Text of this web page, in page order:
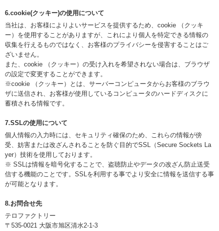
6.cookie(クッキー)の使用について
当社は、お客様によりよいサービスを提供するため、cookie （クッキ
ー）を使用することがありますが、これにより個人を特定できる情報の
収集を行えるものではなく、お客様のプライバシーを侵害することはご
ざいません。
また、cookie （クッキー）の受け入れを希望されない場合は、ブラウザ
の設定で変更することができます。
※cookie （クッキー）とは、サーバーコンピュータからお客様のブラウ
ザに送信され、お客様が使用しているコンピュータのハードディスクに
蓄積される情報です。
7.SSLの使用について
個人情報の入力時には、セキュリティ確保のため、これらの情報が傍
受、妨害または改ざんされることを防ぐ目的でSSL（Secure Sockets La
yer）技術を使用しております。
※ SSLは情報を暗号化することで、盗聴防止やデータの改ざん防止送受
信する機能のことです。SSLを利用する事でより安全に情報を送信する事
が可能となります。
8.お問合せ先
テロファクトリー
〒535-0021 大阪市旭区清水2-1-3